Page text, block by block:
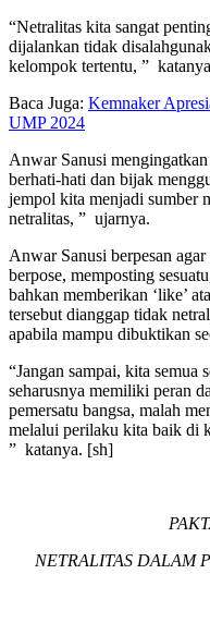
“Netralitas kita sangat
dijalankan tidak
kelompok tertentu, ”
Baca Juga: Kemnaker
UMP 2024
Anwar Sanusi
berhati-hati dan bijak
jempol kita menjadi sumber
netralitas, ” ujarnya.
Anwar Sanusi berpesan
berpose, memposting
bahkan memberikan ‘like’
tersebut dianggap tidak
apabila mampu dibuktikan
“Jangan sampai, kita semua
seharusnya memiliki peran
pemersatu bangsa, malah
melalui perilaku kita baik di
” katanya. [sh]
NETRALITAS DALAM